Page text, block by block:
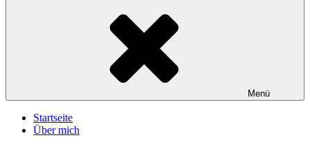
Menü
Startseite
Über mich